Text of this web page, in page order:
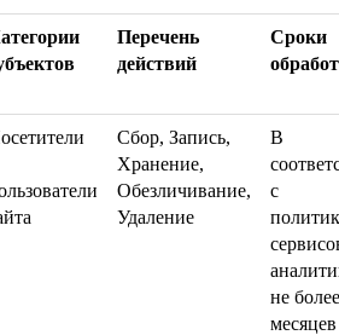
Перечень
действий
Сроки
Сбор, Запись,
Хранение,
Обезличивание,
Удаление
В
с
не
месяцев